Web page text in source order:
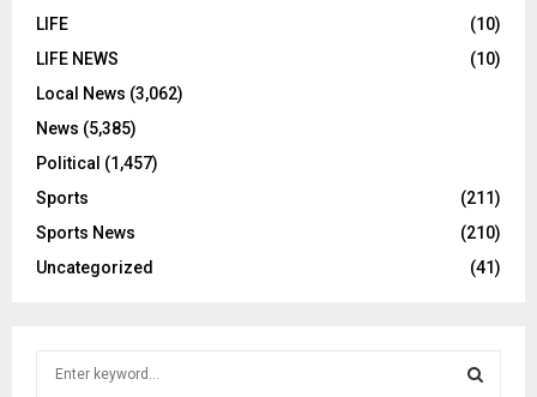
LIFE
(10)
LIFE NEWS
(10)
Local News (3,062)
News (5,385)
Political (1,457)
Sports
(211)
Sports News
(210)
Uncategorized
(41)